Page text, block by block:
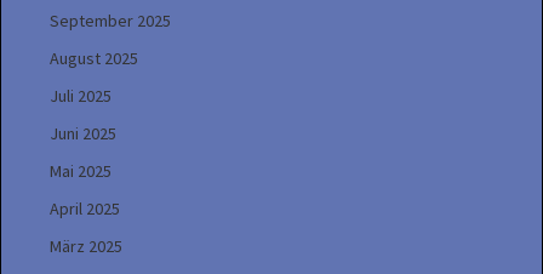
September 2025
August 2025
Juli 2025
Juni 2025
Mai 2025
April 2025
März 2025